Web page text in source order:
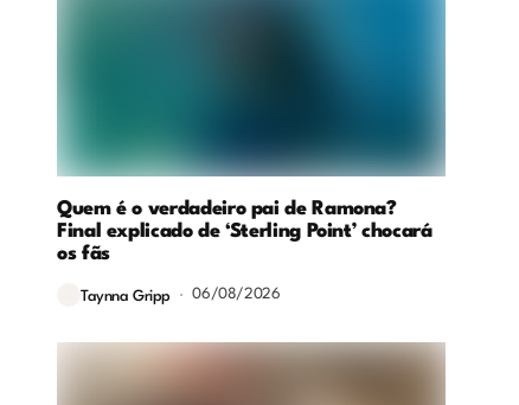
Quem é o verdadeiro pai de Ramona?
Final explicado de ‘Sterling Point’ chocará
os fãs
Taynna Gripp 06/08/2026